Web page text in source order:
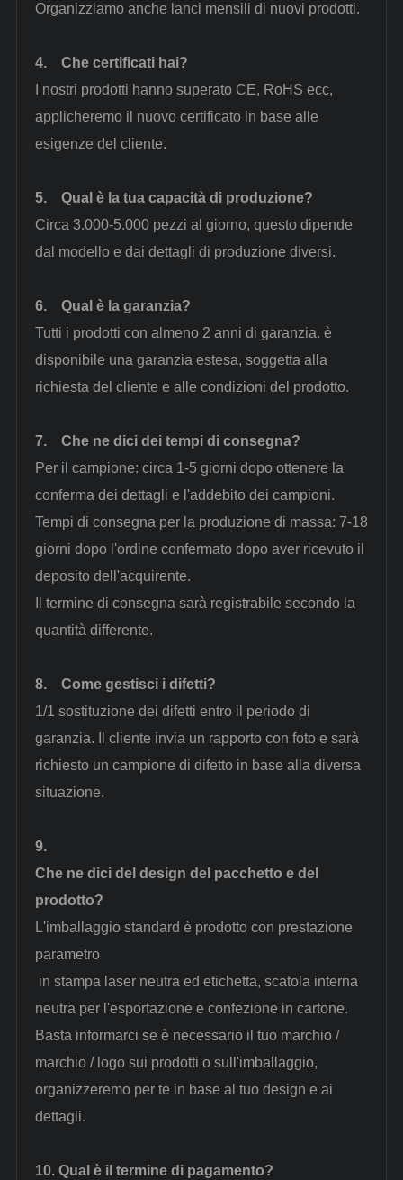
Organizziamo anche lanci mensili di nuovi prodotti.
4.
Che certificati hai?
I nostri prodotti hanno superato CE, RoHS ecc,
applicheremo il nuovo certificato in base alle
esigenze del cliente.
5.
Qual è la tua capacità di produzione?
Circa 3.000-5.000 pezzi al giorno, questo dipende
dal modello e dai dettagli di produzione diversi.
6.
Qual è la garanzia?
Tutti i prodotti con almeno 2 anni di garanzia. è
disponibile una garanzia estesa, soggetta alla
richiesta del cliente e alle condizioni del prodotto.
7.
Che ne dici dei tempi di consegna?
Per il campione: circa 1-5 giorni dopo ottenere la
conferma dei dettagli e l'addebito dei campioni.
Tempi di consegna per la produzione di massa: 7-18
giorni dopo l'ordine confermato dopo aver ricevuto il
deposito dell'acquirente.
Il termine di consegna sarà registrabile secondo la
quantità differente.
8.
Come gestisci i difetti?
1/1 sostituzione dei difetti entro il periodo di
garanzia. Il cliente invia un rapporto con foto e sarà
richiesto un campione di difetto in base alla diversa
situazione.
9.
Che ne dici del design del pacchetto e del
prodotto?
L'imballaggio standard è prodotto con prestazione
parametro
in stampa laser neutra ed etichetta, scatola interna
neutra per l'esportazione e confezione in cartone.
Basta informarci se è necessario il tuo marchio /
marchio / logo sui prodotti o sull'imballaggio,
organizzeremo per te in base al tuo design e ai
dettagli.
10. Qual è il termine di pagamento?